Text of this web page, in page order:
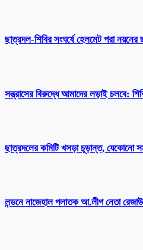
ছাত্রদল-শিবির সংঘর্ষে হেলমেট পরা নয়নের
সন্ত্রাসের বিরুদ্ধে আমাদের লড়াই চলবে:
ছাত্রদলের কমিটি খসড়া চূড়ান্ত, যেকোনো
লন্ডনে নাজেহাল পলাতক আ.লীগ নেতা